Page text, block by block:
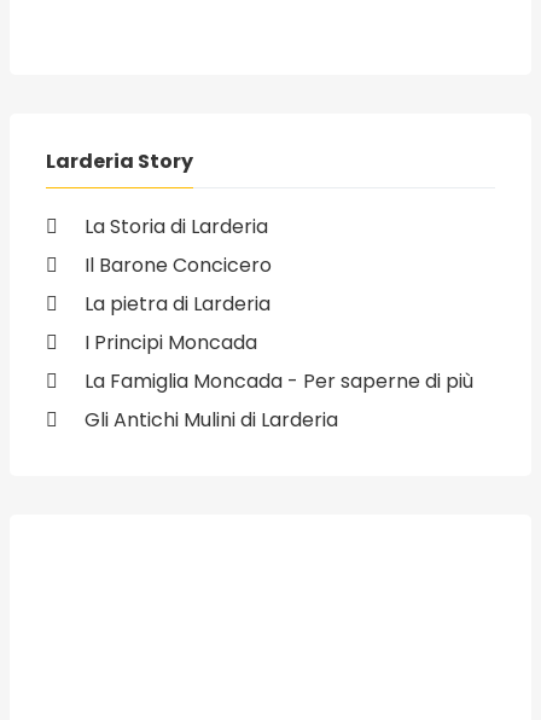
Larderia Story
La Storia di Larderia
Il Barone Concicero
La pietra di Larderia
I Principi Moncada
La Famiglia Moncada - Per saperne di più
Gli Antichi Mulini di Larderia